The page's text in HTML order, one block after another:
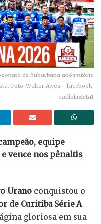
da Suburbana após vitória
Foto: Walter Alves - facebook:
radioinvicta1
equipe
vence nos pênaltis
Urano conquistou o
de Curitiba Série A
gloriosa em sua